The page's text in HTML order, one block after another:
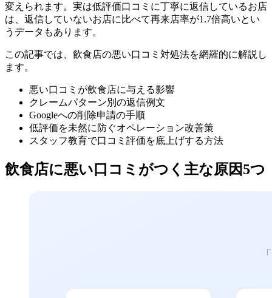
変えられます。実は低評価口コミに丁寧に返信しているお店
は、返信していないお店に比べて再来店率が1.7倍高いとい
うデータもあります。
この記事では、飲食店の悪い口コミ対処法を網羅的に解説し
ます。
悪い口コミが飲食店に与える影響
クレームパターン別の返信例文
Googleへの削除申請の手順
低評価を未然に防ぐオペレーション改善策
スタッフ教育で口コミ評価を底上げする方法
飲食店に悪い口コミがつく主な原因5つ